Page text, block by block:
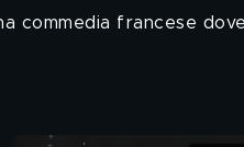
commedia francese